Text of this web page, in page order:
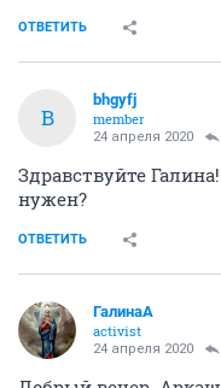
ОТВЕТИТЬ
B
bhgyfj
member
24 апреля 2020
Здравствуйте
нужен?
ОТВЕТИТЬ
ГалинаА
activist
24 апреля 2020